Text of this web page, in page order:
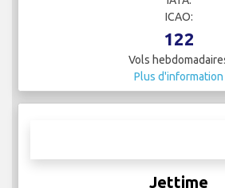
Vols hebdomadaires
ITA Airways
IATA: